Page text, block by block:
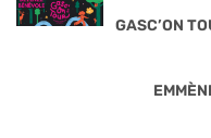
GASC’ON